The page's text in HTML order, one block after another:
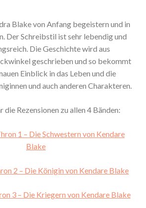
Blake von Anfang begeistern und in
Der Schreibstil ist sehr lebendig und
Die Geschichte wird aus
geschrieben und so bekommt
Einblick in das Leben und die
und auch anderen Charakteren.
Rezensionen zu allen 4 Bänden:
1 – Die Schwestern von Kendare
Blake
2 – Die Königin von Kendare Blake
3 – Die Kriegern von Kendare Blake